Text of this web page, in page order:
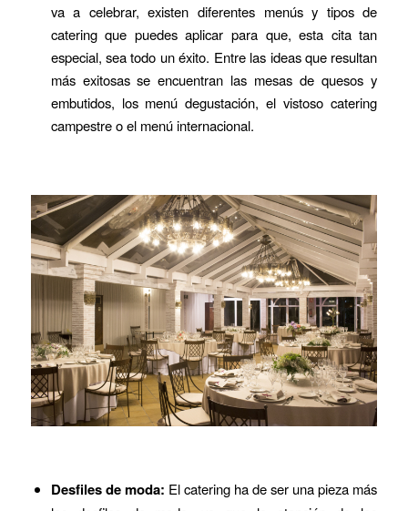
va a celebrar, existen diferentes menús y tipos de
catering que puedes aplicar para que, esta cita tan
especial, sea todo un éxito. Entre las ideas que resultan
más exitosas se encuentran las mesas de quesos y
embutidos, los menú degustación, el vistoso catering
campestre o el menú internacional.
Desfiles de moda: El catering ha de ser una pieza más